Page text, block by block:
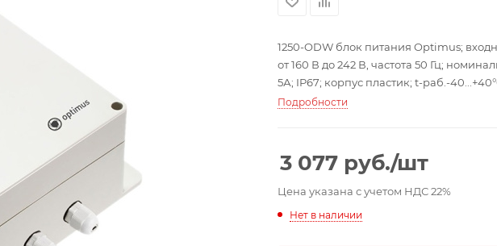
1250-ODW блок питания Optimus;
от 160 В до 242 В, частота 50 Гц;
5А; IP67; корпус пластик; t-раб.-
Подробности
3 077 руб./шт
Цена указана с учетом НДС 22%
Нет в наличии